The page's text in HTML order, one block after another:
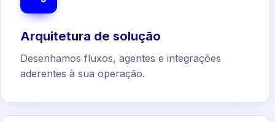
Arquitetura de solução
Desenhamos fluxos, agentes e integrações
aderentes à sua operação.